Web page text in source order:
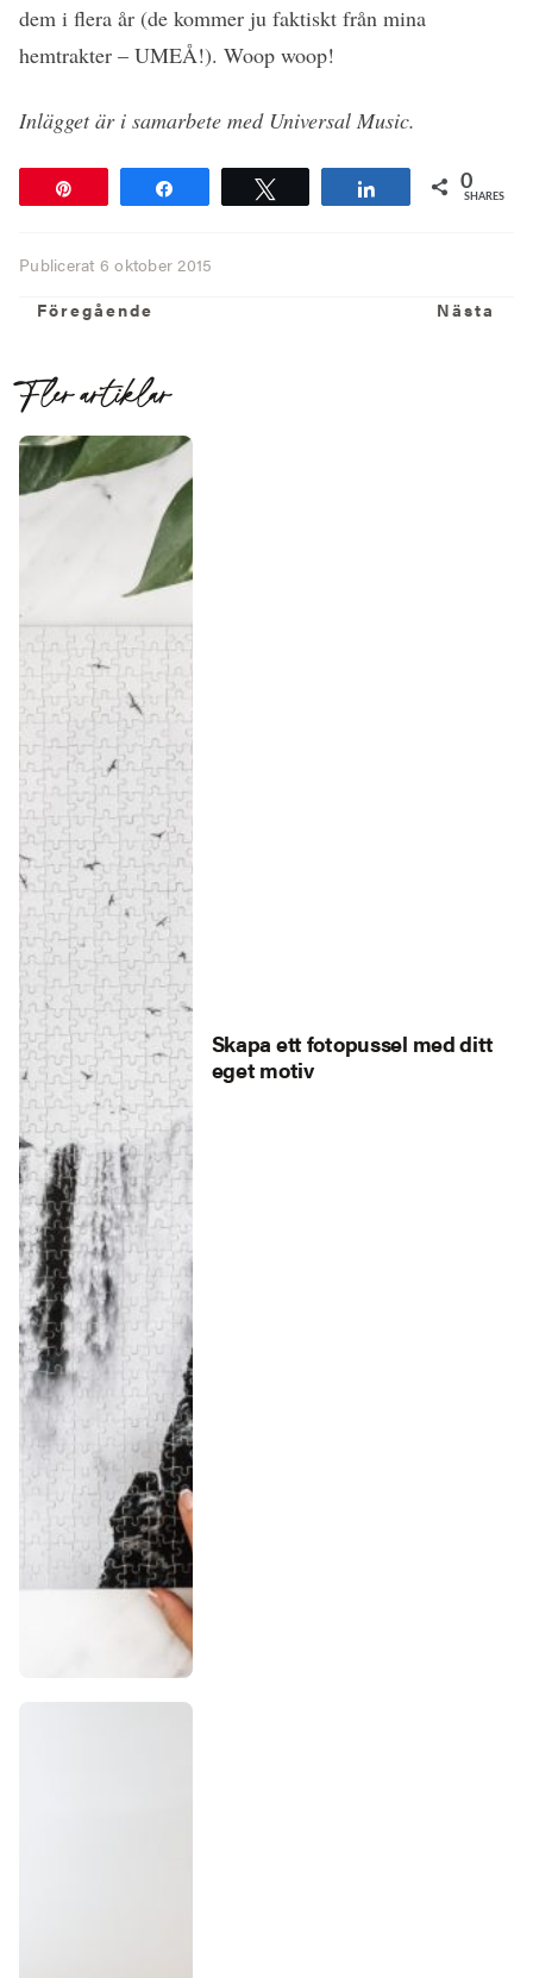
dem i flera år (de kommer ju faktiskt från mina
hemtrakter – UMEÅ!). Woop woop!
Inlägget är i samarbete med Universal Music.
Share 0
SHARES
Publicerat 6 oktober 2015
Föregående
Föregående Nästa
Fler artiklar
Skapa ett fotopussel med ditt
eget motiv